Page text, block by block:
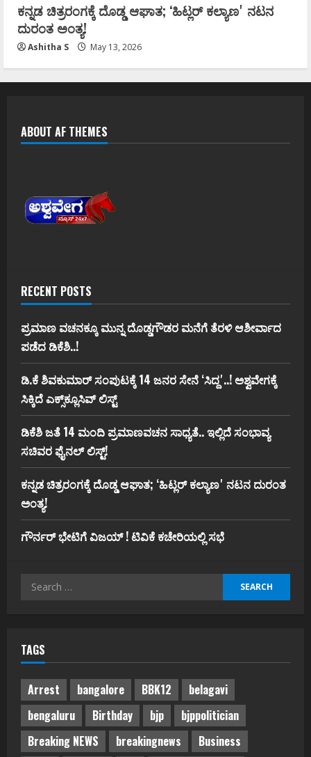
ಕನ್ನಡ ಚಿತ್ರರಂಗಕ್ಕೆ ದೊಡ್ಡ ಆಘಾತ; ʻಹಿಟ್ಲರ್ ಕಲ್ಯಾಣʼ ನಟನ
ದುರಂತ ಅಂತ್ಯ!
Ashitha S May 13, 2026
ABOUT AF THEMES
RECENT POSTS
ಪ್ರಮಾಣ ವಚನಕ್ಕೂ ಮುನ್ನ ದೊಡ್ಡಗೌಡರ ಮನೆಗೆ ತೆರಳಿ ಆಶೀರ್ವಾದ
ಪಡೆದ ಡಿಕೆಶಿ..!
ಡಿ.ಕೆ ಶಿವಕುಮಾರ್‌ ಸಂಪುಟಕ್ಕೆ 14 ಜನರ ಸೇನೆ ʻಸಿದ್ದʼ..! ಅಶ್ವವೇಗಕ್ಕೆ
ಸಿಕ್ಕಿದೆ ಎಕ್ಸ್‌ಕ್ಲೂಸಿವ್‌ ಲಿಸ್ಟ್‌
ಡಿಕೆಶಿ ಜತೆ 14 ಮಂದಿ ಪ್ರಮಾಣವಚನ ಸಾಧ್ಯತೆ.. ಇಲ್ಲಿದೆ ಸಂಭಾವ್ಯ
ಸಚಿವರ ಫೈನಲ್ ಲಿಸ್ಟ್‌!
ಕನ್ನಡ ಚಿತ್ರರಂಗಕ್ಕೆ ದೊಡ್ಡ ಆಘಾತ; ʻಹಿಟ್ಲರ್ ಕಲ್ಯಾಣʼ ನಟನ ದುರಂತ
ಅಂತ್ಯ!
ಗೌರ್ನರ್‌ ಭೇಟಿಗೆ ವಿಜಯ್‌ ! ಟಿವಿಕೆ ಕಚೇರಿಯಲ್ಲಿ ಸಭೆ
Search
TAGS
Arrest bangalore BBK12
belagavi
bengaluru
Birthday bjp
bjppolitician
Breaking NEWS
breakingnews Business